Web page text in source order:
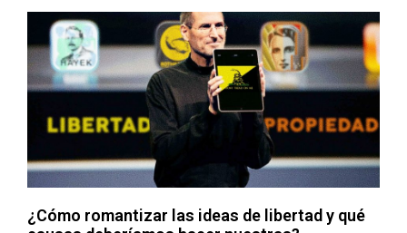
¿Cómo romantizar las ideas de libertad y qué